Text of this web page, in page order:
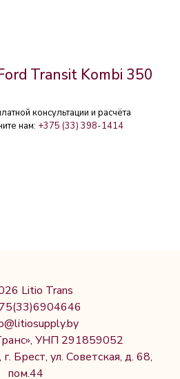
Transit Kombi 350
консультации и расчёта
нам: +375 (33) 398-1414
Litio Trans
УНП 291859052
Брест, ул. Советская, д. 68,
пом.44